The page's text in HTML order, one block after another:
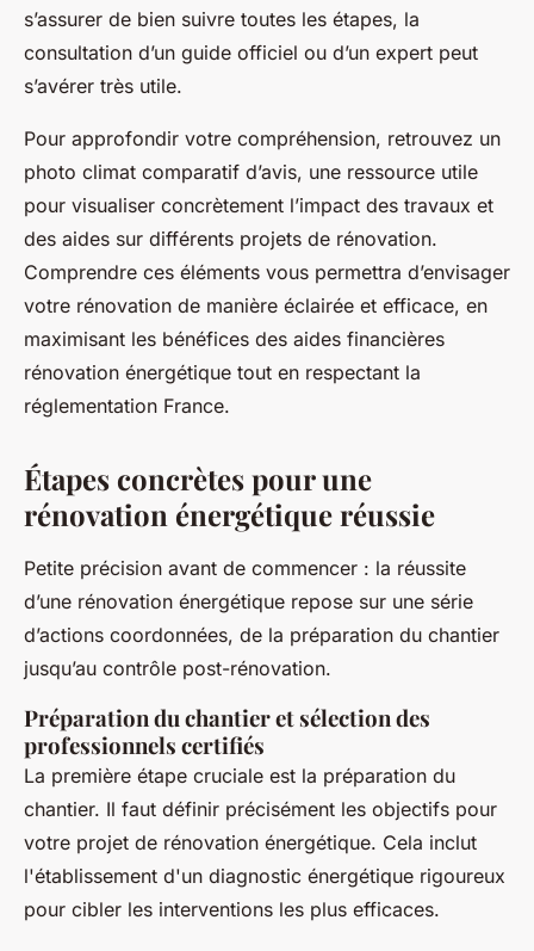
s’assurer de bien suivre toutes les étapes, la
consultation d’un guide officiel ou d’un expert peut
s’avérer très utile.
Pour approfondir votre compréhension, retrouvez un
photo climat comparatif d’avis, une ressource utile
pour visualiser concrètement l’impact des travaux et
des aides sur différents projets de rénovation.
Comprendre ces éléments vous permettra d’envisager
votre rénovation de manière éclairée et efficace, en
maximisant les bénéfices des aides financières
rénovation énergétique tout en respectant la
réglementation France.
Étapes concrètes pour une
rénovation énergétique réussie
Petite précision avant de commencer : la réussite
d’une rénovation énergétique repose sur une série
d’actions coordonnées, de la préparation du chantier
jusqu’au contrôle post-rénovation.
Préparation du chantier et sélection des
professionnels certifiés
La première étape cruciale est la préparation du
chantier. Il faut définir précisément les objectifs pour
votre projet de rénovation énergétique. Cela inclut
l'établissement d'un diagnostic énergétique rigoureux
pour cibler les interventions les plus efficaces.